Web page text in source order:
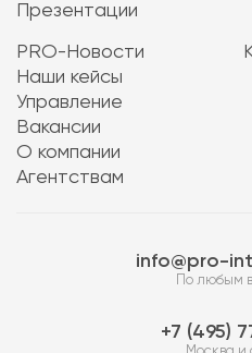
Презентации
PRO-Новости
Наши кейсы
Управление
Вакансии
О компании
Агентствам
info@pro-
По любым
7 (495)